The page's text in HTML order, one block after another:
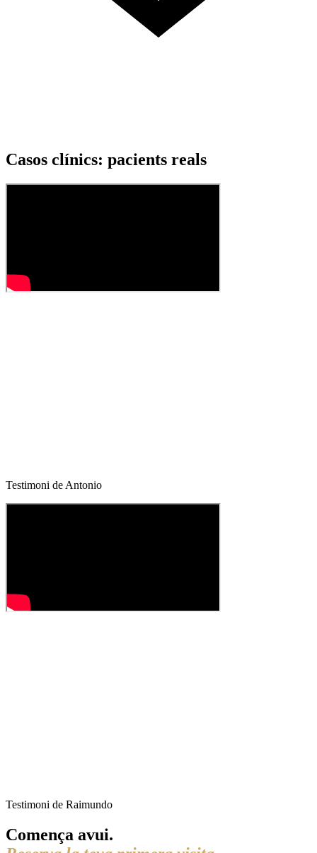
Casos clínics: pacients reals
Testimoni de Antonio
Testimoni de Raimundo
Comença avui.